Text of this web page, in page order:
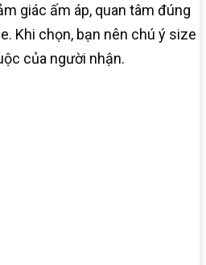
giác ấm áp, quan tâm đúng
Khi chọn, bạn nên chú ý size
của người nhận.